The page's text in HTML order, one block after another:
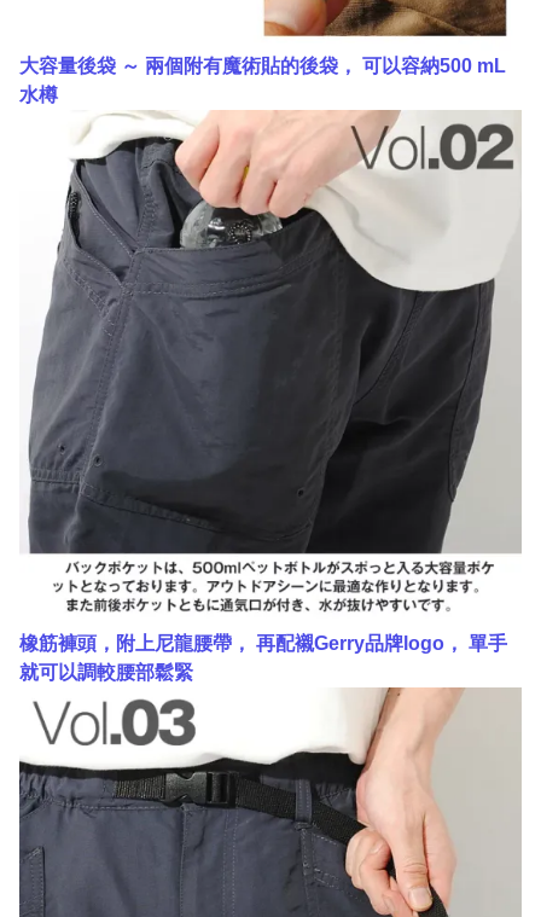
大容量後袋 ～ 兩個附有魔術貼的後袋， 可以容納500 mL
水樽
橡筋褲頭，附上尼龍腰帶， 再配襯Gerry品牌logo， 單手
就可以調較腰部鬆緊